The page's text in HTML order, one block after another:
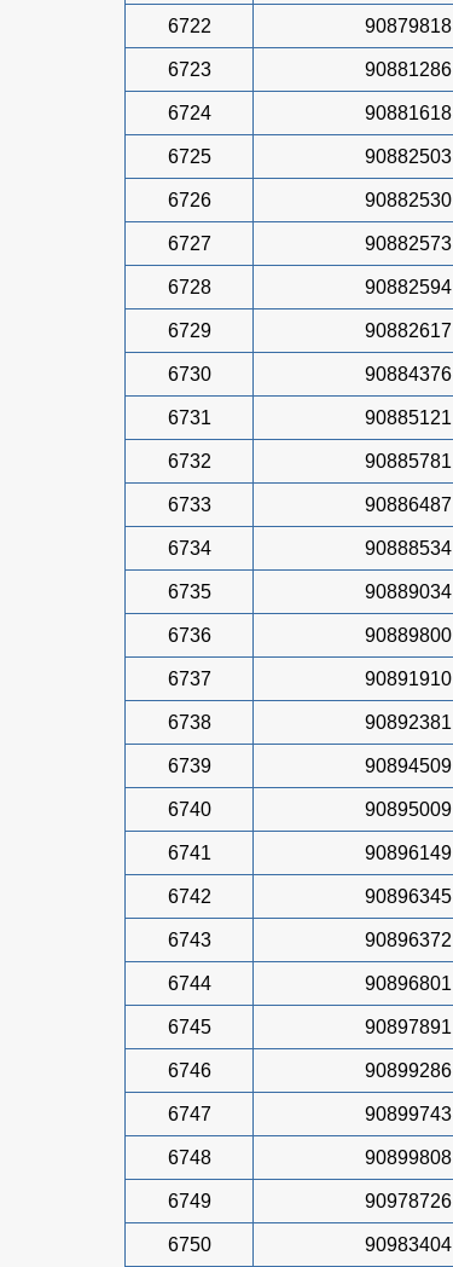
6722 90879818
6723 90881286
6724 90881618
6725 90882503
6726 90882530
6727 90882573
6728 90882594
6729 90882617
6730 90884376
6731 90885121
6732 90885781
6733 90886487
6734 90888534
6735 90889034
6736 90889800
6737 90891910
6738 90892381
6739 90894509
6740 90895009
6741 90896149
6742 90896345
6743 90896372
6744 90896801
6745 90897891
6746 90899286
6747 90899743
6748 90899808
6749 90978726
6750 90983404